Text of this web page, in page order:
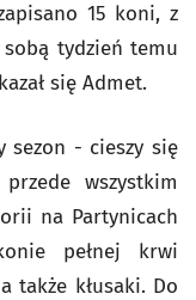
15 koni, z
sobą tydzień temu
się Admet.
sezon - cieszy się
wszystkim
na Partynicach
pełnej krwi
także kłusaki. Do